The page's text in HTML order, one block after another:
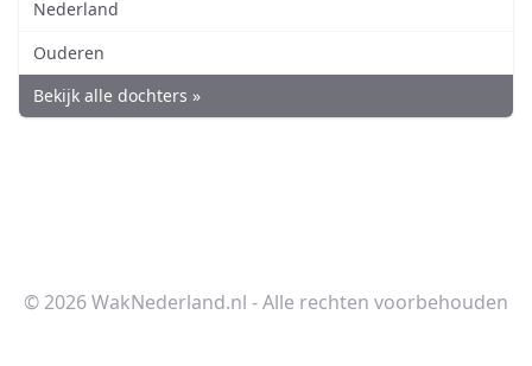
Nederland
Ouderen
Bekijk alle dochters »
© 2026 WakNederland.nl - Alle rechten voorbehouden